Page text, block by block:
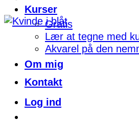
Kurser
Gratis
Lær at tegne med
Akvarel på den
Om mig
Kontakt
Log ind